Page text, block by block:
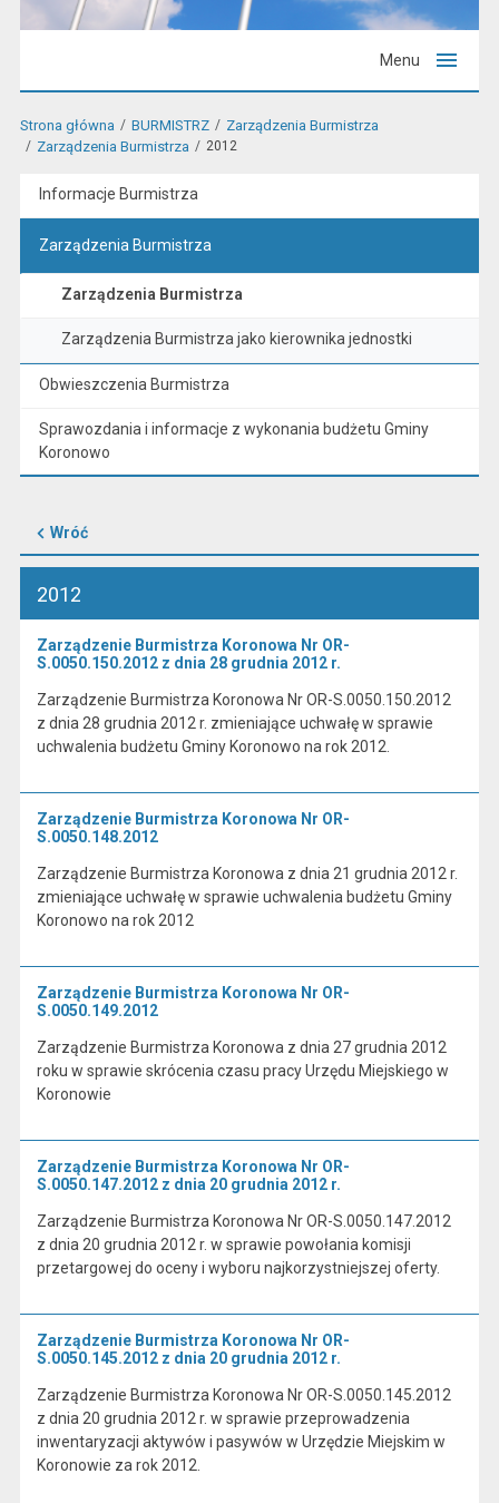
Menu
Strona główna BURMISTRZ
Zarządzenia Burmistrza
Zarządzenia Burmistrza
2012
Informacje Burmistrza
Zarządzenia Burmistrza
Zarządzenia Burmistrza
Zarządzenia Burmistrza jako kierownika jednostki
Obwieszczenia Burmistrza
Sprawozdania i informacje z wykonania budżetu Gminy
Koronowo
Wróć
2012
Zarządzenie Burmistrza Koronowa Nr OR-
S.0050.150.2012 z dnia 28 grudnia 2012 r.
Zarządzenie Burmistrza Koronowa Nr OR-S.0050.150.2012
z dnia 28 grudnia 2012 r. zmieniające uchwałę w sprawie
uchwalenia budżetu Gminy Koronowo na rok 2012.
Zarządzenie Burmistrza Koronowa Nr OR-
S.0050.148.2012
Zarządzenie Burmistrza Koronowa z dnia 21 grudnia 2012 r.
zmieniające uchwałę w sprawie uchwalenia budżetu Gminy
Koronowo na rok 2012
Zarządzenie Burmistrza Koronowa Nr OR-
S.0050.149.2012
Zarządzenie Burmistrza Koronowa z dnia 27 grudnia 2012
roku w sprawie skrócenia czasu pracy Urzędu Miejskiego w
Koronowie
Zarządzenie Burmistrza Koronowa Nr OR-
S.0050.147.2012 z dnia 20 grudnia 2012 r.
Zarządzenie Burmistrza Koronowa Nr OR-S.0050.147.2012
z dnia 20 grudnia 2012 r. w sprawie powołania komisji
przetargowej do oceny i wyboru najkorzystniejszej oferty.
Zarządzenie Burmistrza Koronowa Nr OR-
S.0050.145.2012 z dnia 20 grudnia 2012 r.
Zarządzenie Burmistrza Koronowa Nr OR-S.0050.145.2012
z dnia 20 grudnia 2012 r. w sprawie przeprowadzenia
inwentaryzacji aktywów i pasywów w Urzędzie Miejskim w
Koronowie za rok 2012.